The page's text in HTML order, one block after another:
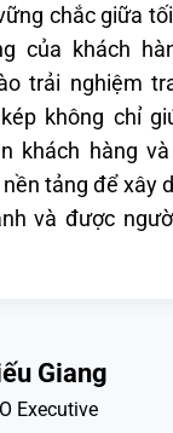
chắc giữa
của khách
trải nghiệm
không chỉ
khách hàng
tảng để xây
và được
Giang
Executive